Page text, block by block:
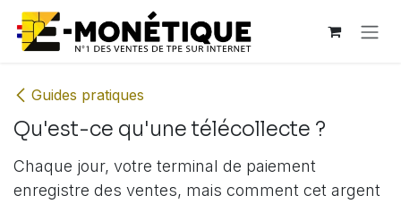
Se rendre au contenu
Guides pratiques
Qu'est-ce qu'une télécollecte ?
Chaque jour, votre terminal de paiement
enregistre des ventes, mais comment cet argent